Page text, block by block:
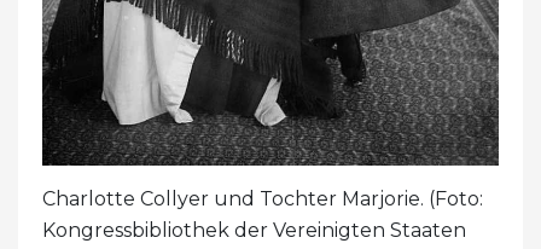
Charlotte Collyer und Tochter Marjorie. (Foto:
Kongressbibliothek der Vereinigten Staaten